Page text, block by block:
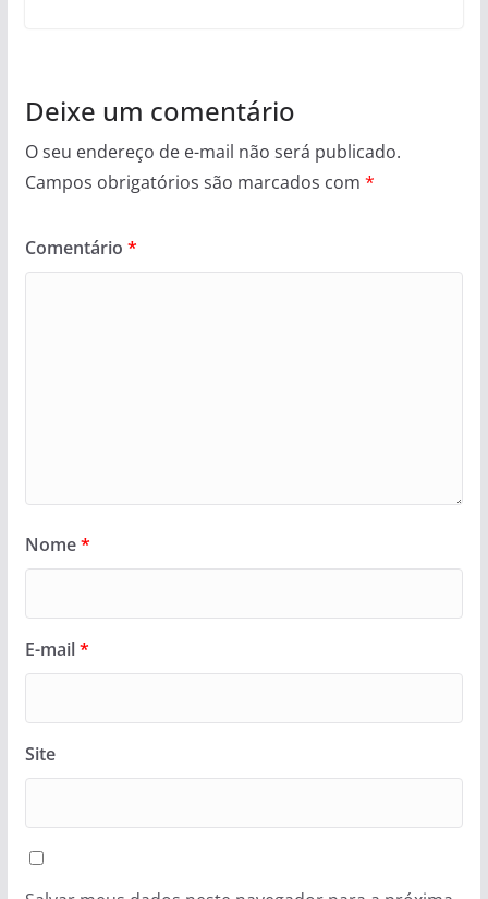
Deixe um comentário
O seu endereço de e-mail não será publicado.
Campos obrigatórios são marcados com *
Comentário *
Nome*
E-mail*
Site